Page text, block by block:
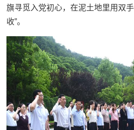
旗寻觅入党初心，在泥土地里用双
收”。